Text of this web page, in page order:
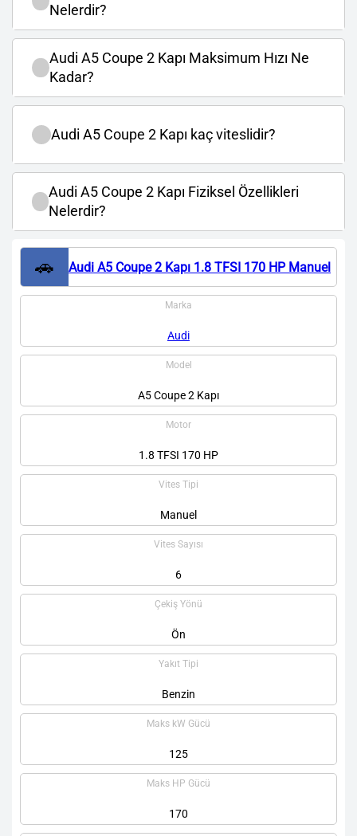
Nelerdir?
Audi A5 Coupe 2 Kapı Maksimum Hızı Ne
Kadar?
Audi A5 Coupe 2 Kapı kaç viteslidir?
Audi A5 Coupe 2 Kapı Fiziksel Özellikleri
Nelerdir?
🚗 Audi A5 Coupe 2 Kapı 1.8 TFSI 170 HP Manuel
Marka
Audi
Model
A5 Coupe 2 Kapı
Motor
1.8 TFSI 170 HP
Vites Tipi
Manuel
Vites Sayısı
6
Çekiş Yönü
Ön
Yakıt Tipi
Benzin
Maks kW Gücü
125
Maks HP Gücü
170